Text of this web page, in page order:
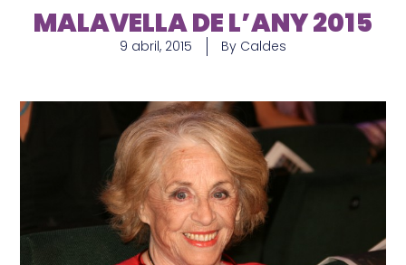
MALAVELLA DE L’ANY 2015
9 abril, 2015 By Caldes